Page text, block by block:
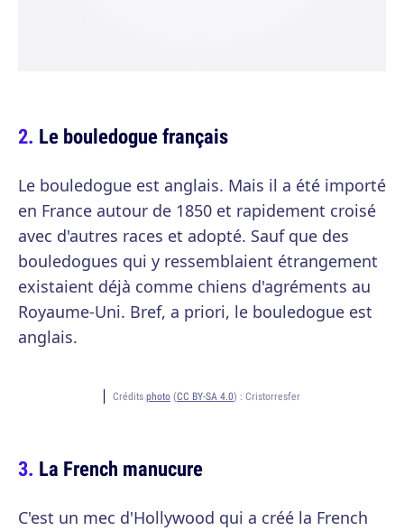
Le bouledogue français
Le bouledogue est anglais. Mais il a été importé
en France autour de 1850 et rapidement croisé
avec d'autres races et adopté. Sauf que des
bouledogues qui y ressemblaient étrangement
existaient déjà comme chiens d'agréments au
Royaume-Uni. Bref, a priori, le bouledogue est
anglais.
Crédits photo (CC BY-SA 4.0) : Cristorresfer
La French manucure
C'est un mec d'Hollywood qui a créé la French